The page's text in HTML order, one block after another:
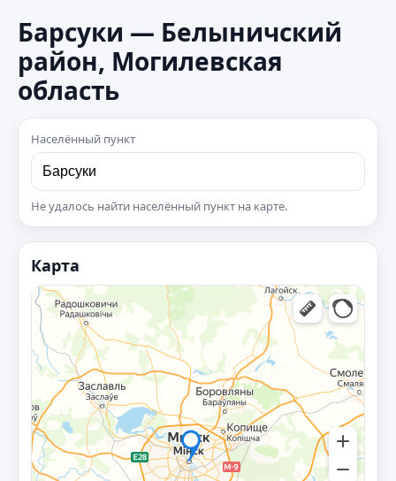
Барсуки — Белыничский
район, Могилевская
область
Населённый пункт
Не удалось найти населённый пункт на карте.
Карта